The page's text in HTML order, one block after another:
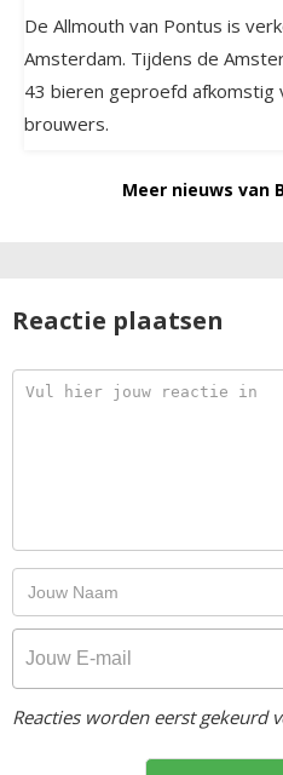
De Allmouth van Pontus is
Amsterdam. Tijdens de
43 bieren geproefd afkomstig
brouwers.
Meer nieuws van
Reactie plaatsen
Reacties worden eerst gekeurd